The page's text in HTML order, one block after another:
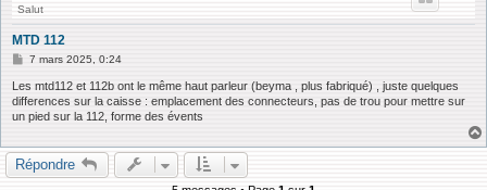
Salut
MTD 112
M
s
s
g
7 mars 2025, 0:24
Les mtd112 et 112b ont le même haut parleur (beyma , plus fabriqué) , juste quelques
differences sur la caisse : emplacement des connecteurs, pas de trou pour mettre sur
un pied sur la 112, forme des évents
Répondre